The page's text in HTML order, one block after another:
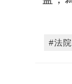
#法